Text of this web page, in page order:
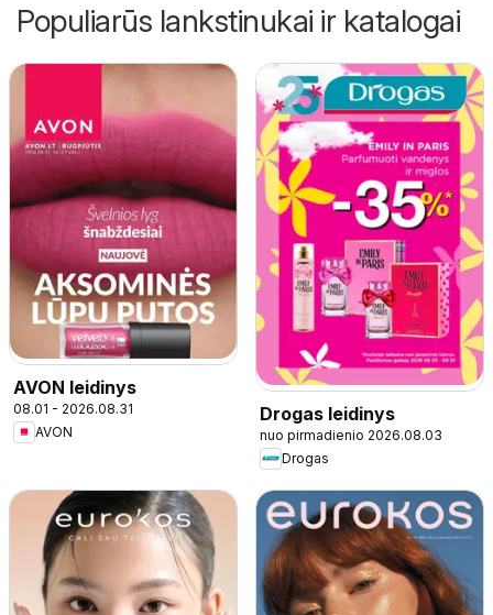
Populiarūs lankstinukai ir katalogai
AVON leidinys
08.01 - 2026.08.31
AVON
Drogas leidinys
nuo pirmadienio 2026.08.03
Drogas